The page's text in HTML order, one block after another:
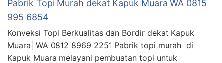
Pabrik Topi Murah dekat Kapuk Muara WA 0815
995 6854
Konveksi Topi Berkualitas dan Bordir dekat Kapuk
Muara| WA 0812 8969 2251 Pabrik topi murah di
Kapuk Muara melayani pembuatan topi untuk